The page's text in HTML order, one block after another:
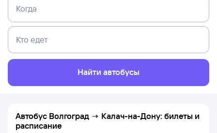
Когда
Кто едет
Найти автобусы
Автобус Волгоград → Калач-на-Дону: билеты и
расписание